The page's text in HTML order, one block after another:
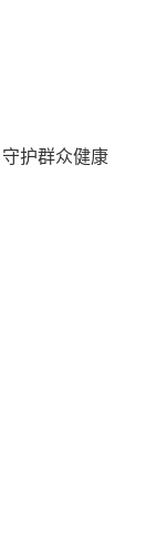
护群众健康